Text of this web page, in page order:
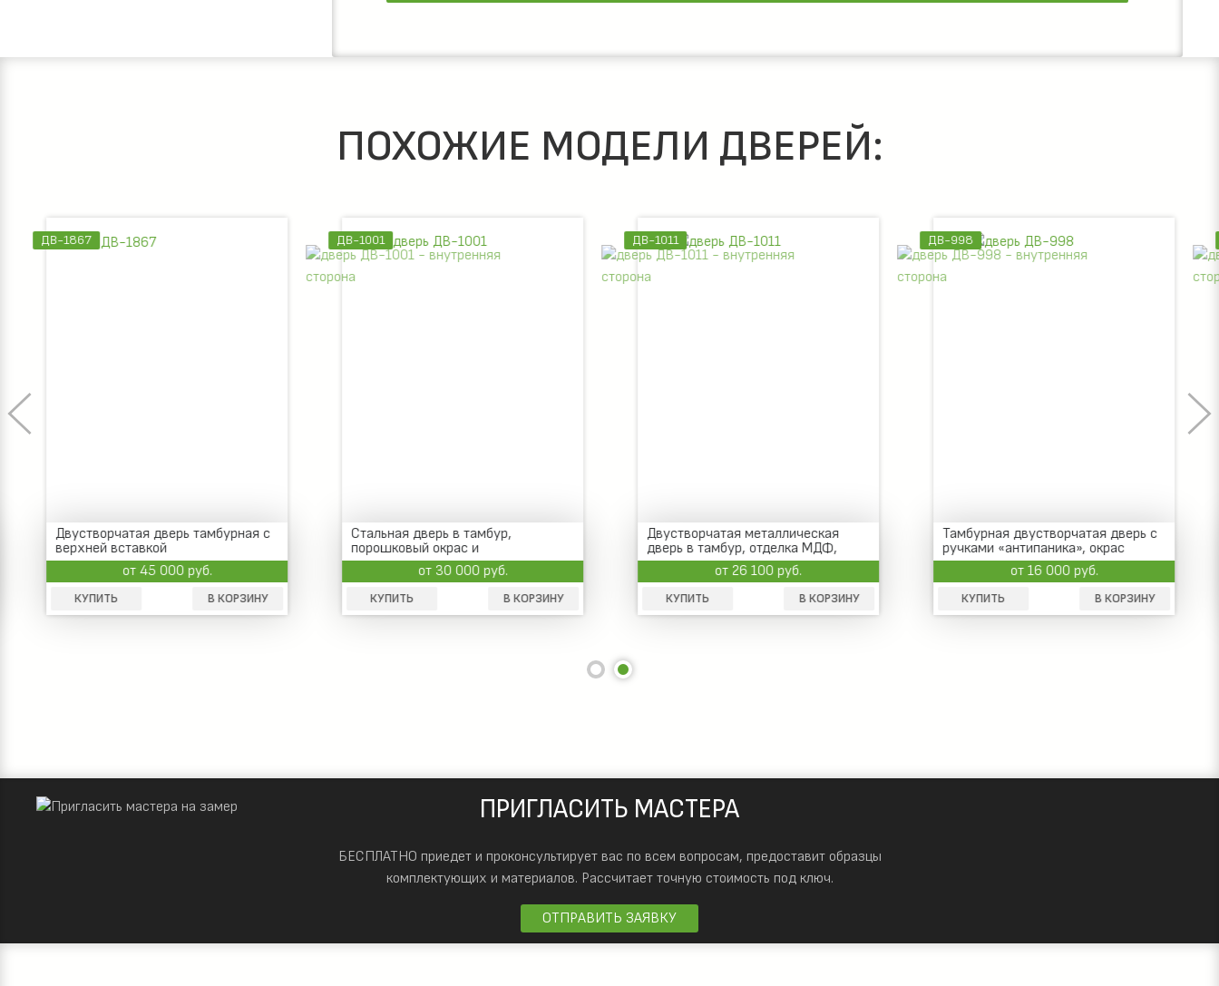
ПОХОЖИЕ МОДЕЛИ ДВЕРЕЙ:
ДВ-1867
Двустворчатая дверь тамбурная с
верхней вставкой
от 45 000 руб.
КУПИТЬ В КОРЗИНУ
ДВ-1001
Стальная дверь в тамбур,
порошковый окрас и
шпонированная панель
от 30 000 руб.
КУПИТЬ В КОРЗИНУ
ДВ-1011
Двустворчатая металлическая
дверь в тамбур, отделка МДФ,
трехконтурный уплотнитель
от 26 100 руб.
КУПИТЬ В КОРЗИНУ
ДВ-998
Тамбурная двустворчатая дверь с
ручками «антипаника», окрас
нитроэмальот 16 000 руб.
КУПИТЬ В КОРЗИНУ
ПРИГЛАСИТЬ МАСТЕРА
БЕСПЛАТНО приедет и проконсультирует вас по всем вопросам, предоставит образцы
комплектующих и материалов. Рассчитает точную стоимость под ключ.
ОТПРАВИТЬ ЗАЯВКУ